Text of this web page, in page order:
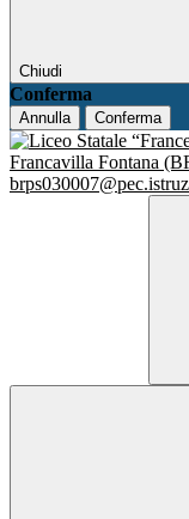
Chiudi
Conferma
Annulla Conferma
Francavilla Fontana